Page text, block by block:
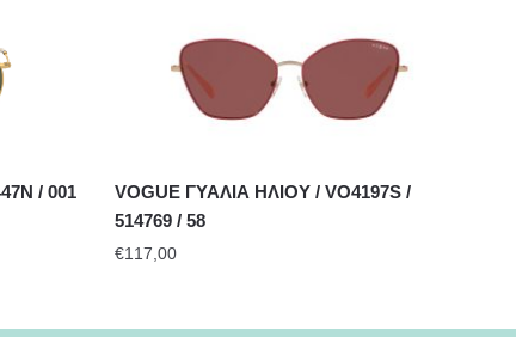
/ 001
VOGUE ΓΥΑΛΙΑ ΗΛΙΟΥ / VO4197S /
514769 / 58
€117,00